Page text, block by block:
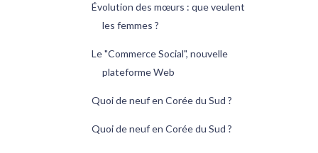
Évolution des mœurs : que veulent
les femmes ?
Le "Commerce Social", nouvelle
plateforme Web
Quoi de neuf en Corée du Sud ?
Quoi de neuf en Corée du Sud ?